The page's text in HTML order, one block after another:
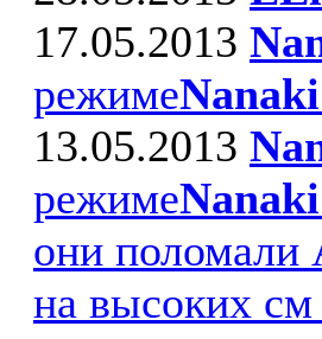
17.05.2013
режиме
13.05.2013
режиме
они поломали
на высоких